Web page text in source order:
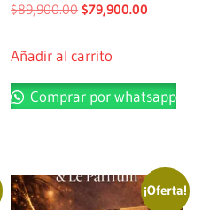
$89,900.00 $79,900.00
Añadir al carrito
Comprar por whatsapp
¡Oferta!